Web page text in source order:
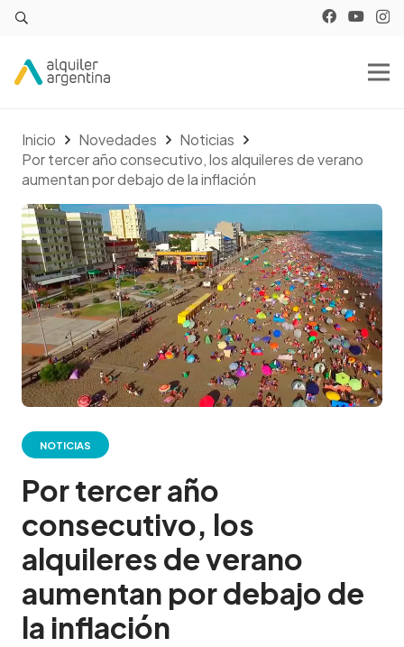
Inicio Novedades
Noticias
Por tercer año consecutivo, los alquileres de verano
aumentan por debajo de la inflación
NOTICIAS
Por tercer año
consecutivo, los
alquileres de verano
aumentan por debajo de
la inflación